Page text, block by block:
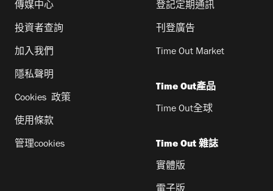
傳媒中心
投資者查詢
加入我們
隱私聲明
Cookies 政策
使用條款
管理cookies
登記定期通訊
刊登廣告
Time Out Market
Time Out產品
Time Out全球
Time Out 雜誌
實體版